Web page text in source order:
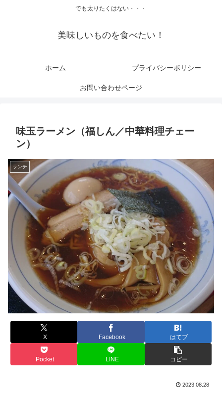
でも太りたくはない・・・
美味しいものを食べたい！
ホーム プライバシーポリシー
お問い合わせページ
味玉ラーメン（福しん／中華料理チェー
ン）
ランチ
X Facebook はてブ
Pocket LINE コピー
2023.08.28